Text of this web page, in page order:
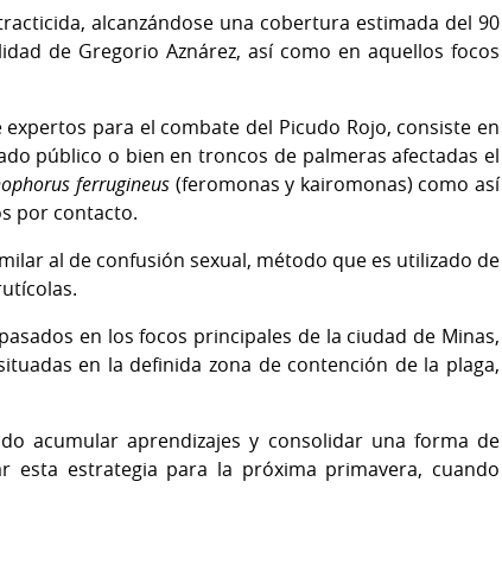
alcanzándose una cobertura estimada del 90
de Gregorio Aznárez, así como en aquellos focos
para el combate del Picudo Rojo, consiste en
público o bien en troncos de palmeras afectadas el
ferrugineus (feromonas y kairomonas) como así
por contacto.
al de confusión sexual, método que es utilizado de
en los focos principales de la ciudad de Minas,
en la definida zona de contención de la plaga,
acumular aprendizajes y consolidar una forma de
esta estrategia para la próxima primavera, cuando